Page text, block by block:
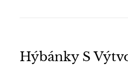
Hýbánky S